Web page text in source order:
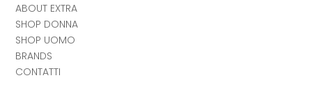
ABOUT EXTRA
SHOP DONNA
SHOP UOMO
BRANDS
CONTATTI